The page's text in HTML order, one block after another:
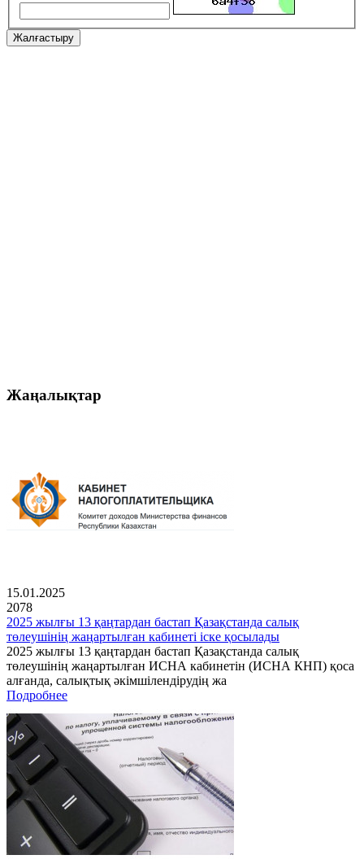
Жалғастыру
Жаңалықтар
15.01.2025
2078
2025 жылғы 13 қаңтардан бастап Қазақстанда салық
төлеушінің жаңартылған кабинеті іске қосылады
2025 жылғы 13 қаңтардан бастап Қазақстанда салық
төлеушінің жаңартылған ИСНА кабинетін (ИСНА КНП) қоса
алғанда, салықтық әкімшілендірудің жа
Подробнее